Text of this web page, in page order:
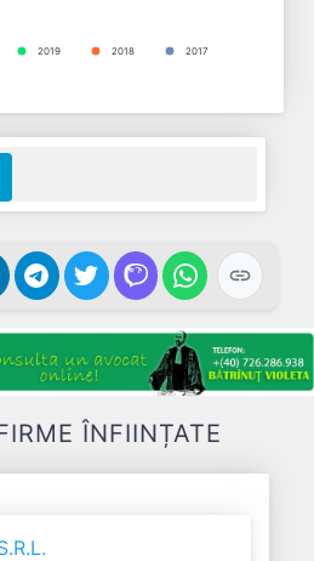
2019 2018
2017
ÎNFIINȚATE